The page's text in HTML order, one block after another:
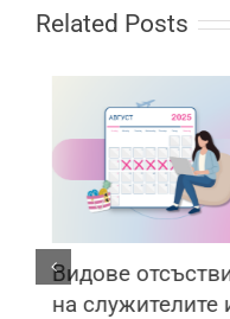
Related Posts
Видове отсъствия
на служителите и